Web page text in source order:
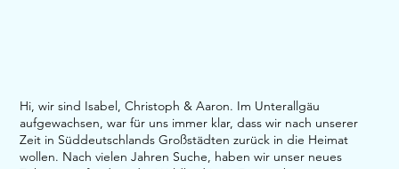
Hi, wir sind Isabel, Christoph & Aaron. Im Unterallgäu
aufgewachsen, war für uns immer klar, dass wir nach unserer
Zeit in Süddeutschlands Großstädten zurück in die Heimat
wollen. Nach vielen Jahren Suche, haben wir unser neues